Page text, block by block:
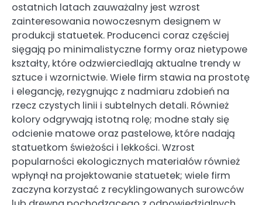
ostatnich latach zauważalny jest wzrost
zainteresowania nowoczesnym designem w
produkcji statuetek. Producenci coraz częściej
sięgają po minimalistyczne formy oraz nietypowe
kształty, które odzwierciedlają aktualne trendy w
sztuce i wzornictwie. Wiele firm stawia na prostotę
i elegancję, rezygnując z nadmiaru zdobień na
rzecz czystych linii i subtelnych detali. Również
kolory odgrywają istotną rolę; modne stały się
odcienie matowe oraz pastelowe, które nadają
statuetkom świeżości i lekkości. Wzrost
popularności ekologicznych materiałów również
wpłynął na projektowanie statuetek; wiele firm
zaczyna korzystać z recyklingowanych surowców